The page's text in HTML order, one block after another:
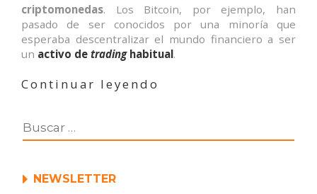
criptomonedas. Los Bitcoin, por ejemplo, han
pasado de ser conocidos por una minoría que
esperaba descentralizar el mundo financiero a ser
un activo de tradinghabitual.
Continuar leyendo
NEWSLETTER